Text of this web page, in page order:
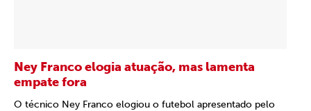
Ney Franco elogia atuação, mas lamenta
empate fora
O técnico Ney Franco elogiou o futebol apresentado pelo